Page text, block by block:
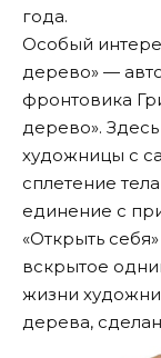
года.
Особый
дерево» —
фронтовика
дерево».
художницы с
сплетение
единение с
«Открыть
вскрытое
жизни
дерева,